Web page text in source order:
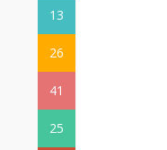
13
26
41
25